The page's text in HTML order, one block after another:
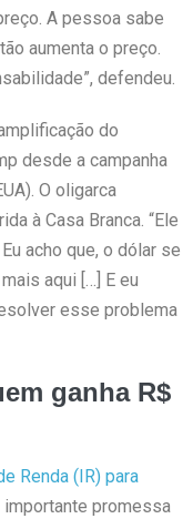
A pessoa sabe
aumenta o preço.
defendeu.
do
desde a campanha
O oligarca
à Casa Branca. “Ele
acho que, o dólar se
aqui […] E eu
esse problema
ganha R$
Renda (IR) para
importante promessa